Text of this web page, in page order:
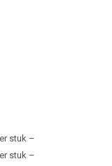
stuk –
stuk –